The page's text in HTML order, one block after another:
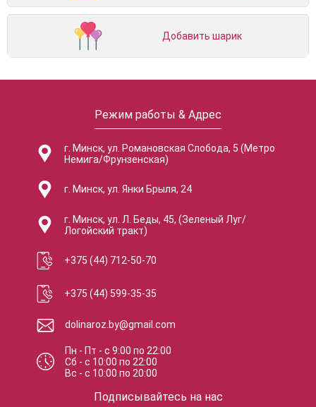
Добавить шарик
Режим работы & Адрес
г. Минск, ул. Романовская Слобода, 5 (Метро
Немига/Фрунзенская)
г. Минск, ул. Янки Брыля, 24
г. Минск, ул. Л. Беды, 45, (Зеленый Луг/
Логойский тракт)
+375 (44) 712-50-70
+375 (44) 599-35-35
dolinaroz.by@gmail.com
Пн - Пт -с 9:00по 22:00
Сб -с 10:00по 22:00
Вс -с 10:00по 20:00
Подписывайтесь на нас